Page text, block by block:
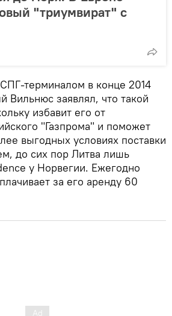
"триумвират" с
терминалом в конце 2014
Вильнюс заявлял, что такой
избавит его от
"Газпрома" и поможет
выгодных условиях поставки
до сих пор Литва лишь
у Норвегии. Ежегодно
за его аренду 60